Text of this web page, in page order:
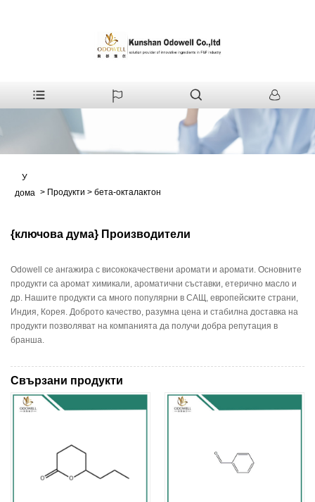
У
дома > Продукти > бета-окталактон
{ключова дума} Производители
Odowell се ангажира с висококачествени аромати и аромати. Основните
продукти са аромат химикали, ароматични съставки, етерично масло и
др. Нашите продукти са много популярни в САЩ, европейските страни,
Индия, Корея. Доброто качество, разумна цена и стабилна доставка на
продукти позволяват на компанията да получи добра репутация в
бранша.
Свързани продукти